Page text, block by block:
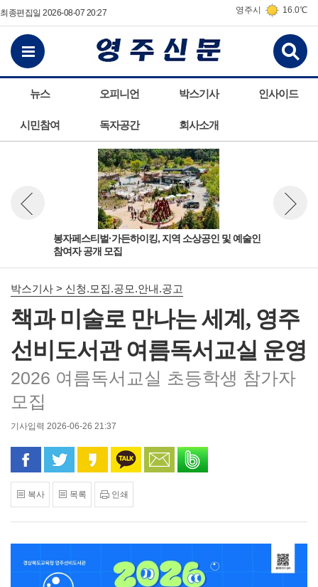
최종편집일 2026-08-07 20:27 영주시 16.0℃
뉴스 오피니언 박스기사 인사이드
시민참여 독자공간 회사소개
전체메뉴보기
봉자페스티벌·가든하이킹, 지역 소상공인 및 예술인
참여자 공개 모집
뉴스 이전보기
박스기사 > 신청.모집.공모.안내.공고
책과 미술로 만나는 세계, 영주
선비도서관 여름독서교실 운영
2026 여름독서교실 초등학생 참가자
모집
기사입력 2026-06-26 21:37
페이스북으로 공유
트위터로 공유카카오 스토리로 공유
카카오톡으로 공유
문자로 공유
복사 목록 인쇄